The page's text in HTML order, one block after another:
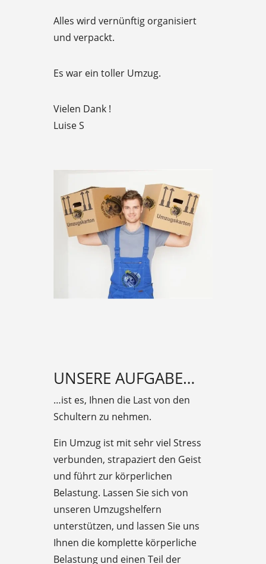
t
o
5
Alles wird vernünftig organisiert
und verpackt.
Es war ein toller Umzug.
Vielen Dank !
Luise S
UNSERE AUFGABE…
…ist es, Ihnen die Last von den
Schultern zu nehmen.
Ein Umzug ist mit sehr viel Stress
verbunden, strapaziert den Geist
und führt zur körperlichen
Belastung. Lassen Sie sich von
unseren Umzugshelfern
unterstützen, und lassen Sie uns
Ihnen die komplette körperliche
Belastung und einen Teil der